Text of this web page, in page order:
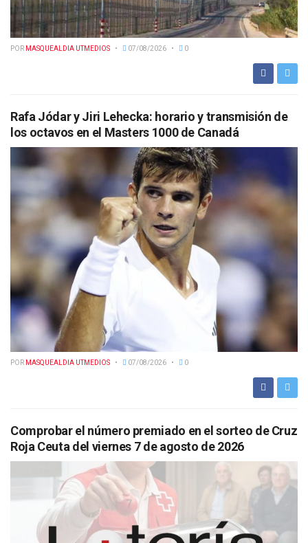
POR MASQUEALDIA UTMEDIOS 07/08/2026 0
Rafa Jódar y Jiri Lehecka: horario y transmisión de
los octavos en el Masters 1000 de Canadá
POR MASQUEALDIA UTMEDIOS 07/08/2026 0
Comprobar el número premiado en el sorteo de Cruz
Roja Ceuta del viernes 7 de agosto de 2026